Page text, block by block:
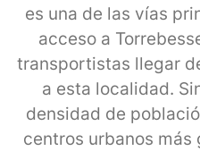
es una de las vías
acceso a
transportistas llegar
a esta localidad.
densidad de
centros urbanos más